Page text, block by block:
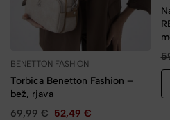
BENETTON FASHION
Torbica Benetton Fashion –
bež, rjava
69,99€ 52,49 €